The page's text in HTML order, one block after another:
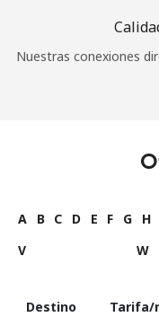
Nuestras conexiones
A B C D E F G H
V
W
Destino Tarifa/